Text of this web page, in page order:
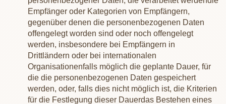
Empfänger oder Kategorien von Empfängern,
gegenüber denen die personenbezogenen Daten
offengelegt worden sind oder noch offengelegt
werden, insbesondere bei Empfängern in
Drittländern oder bei internationalen
Organisationenfalls möglich die geplante Dauer, für
die die personenbezogenen Daten gespeichert
werden, oder, falls dies nicht möglich ist, die Kriterien
für die Festlegung dieser Dauerdas Bestehen eines